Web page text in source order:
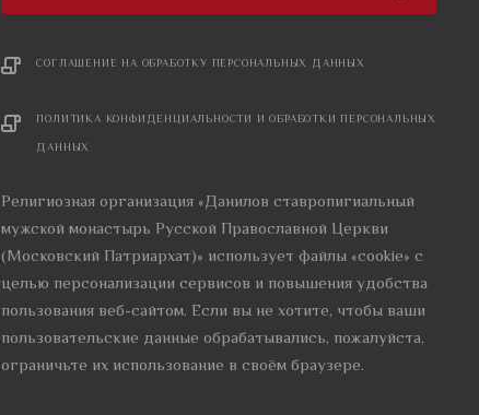
СОГЛАШЕНИЕ НА ОБРАБОТКУ ПЕРСОНАЛЬНЫХ ДАННЫХ
ПОЛИТИКА КОНФИДЕНЦИАЛЬНОСТИ И ОБРАБОТКИ ПЕРСОНАЛЬНЫХ
ДАННЫХ
Религиозная организация «Данилов ставропигиальный
мужской монастырь Русской Православной Церкви
(Московский Патриархат)» использует файлы «cookie» с
целью персонализации сервисов и повышения удобства
пользования веб-сайтом. Если вы не хотите, чтобы ваши
пользовательские данные обрабатывались, пожалуйста,
ограничьте их использование в своём браузере.